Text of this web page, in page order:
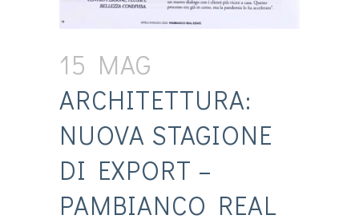
15 MAG
ARCHITETTURA:
NUOVA STAGIONE
DI EXPORT –
PAMBIANCO REAL